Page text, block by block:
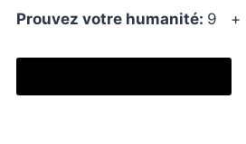
Prouvez votre humanité: 9